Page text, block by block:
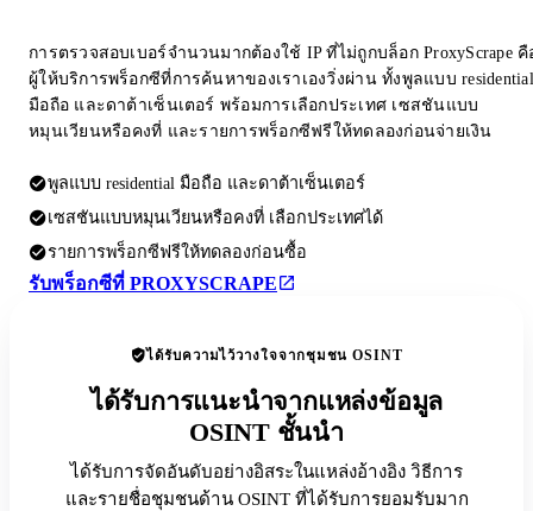
การตรวจสอบเบอร์จำนวนมากต้องใช้ IP ที่ไม่ถูกบล็อก ProxyScrape คื
ผู้ให้บริการพร็อกซีที่การค้นหาของเราเองวิ่งผ่าน ทั้งพูลแบบ residential
มือถือ และดาต้าเซ็นเตอร์ พร้อมการเลือกประเทศ เซสชันแบบ
หมุนเวียนหรือคงที่ และรายการพร็อกซีฟรีให้ทดลองก่อนจ่ายเงิน
พูลแบบ residential มือถือ และดาต้าเซ็นเตอร์
เซสชันแบบหมุนเวียนหรือคงที่ เลือกประเทศได้
รายการพร็อกซีฟรีให้ทดลองก่อนซื้อ
รับพร็อกซีที่ PROXYSCRAPE
ได้รับความไว้วางใจจากชุมชน OSINT
ได้รับการแนะนำจากแหล่งข้อมูล
OSINT ชั้นนำ
ได้รับการจัดอันดับอย่างอิสระในแหล่งอ้างอิง วิธีการ
และรายชื่อชุมชนด้าน OSINT ที่ได้รับการยอมรับมาก